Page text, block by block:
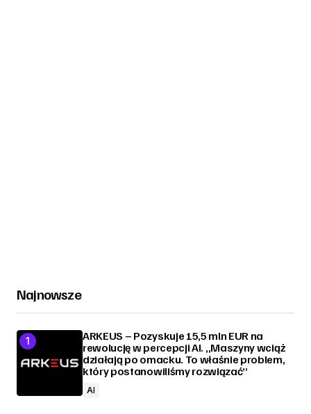
Najnowsze
ARKEUS – Pozyskuje 15,5 mln EUR na
rewolucję w percepcji AI. „Maszyny wciąż
działają po omacku. To właśnie problem,
który postanowiliśmy rozwiązać”
AI